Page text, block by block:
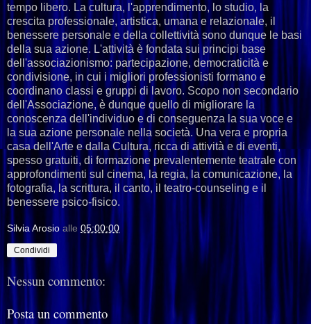
tempo libero. La cultura, l'apprendimento, lo studio, la
crescita professionale, artistica, umana e relazionale, il
benessere personale e della collettività sono dunque le basi
della sua azione. L'attività è fondata sui principi base
dell'associazionismo: partecipazione, democraticità e
condivisione, in cui i migliori professionisti formano e
coordinano classi e gruppi di lavoro. Scopo non secondario
dell'Associazione, è dunque quello di migliorare la
conoscenza dell'individuo e di conseguenza la sua voce e
la sua azione personale nella società. Una vera e propria
casa dell'Arte e dalla Cultura, ricca di attività e di eventi,
spesso gratuiti, di formazione prevalentemente teatrale con
approfondimenti sul cinema, la regia, la comunicazione, la
fotografia, la scrittura, il canto, il teatro-counseling e il
benessere psico-fisico.
Silvia Arosio alle 05:00:00
Condividi
Nessun commento:
Posta un commento